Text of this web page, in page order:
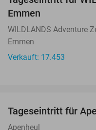
Emmen
WILDLANDS Adventure
Emmen
Verkauft: 17.453
Tageseintritt für
Apenheul